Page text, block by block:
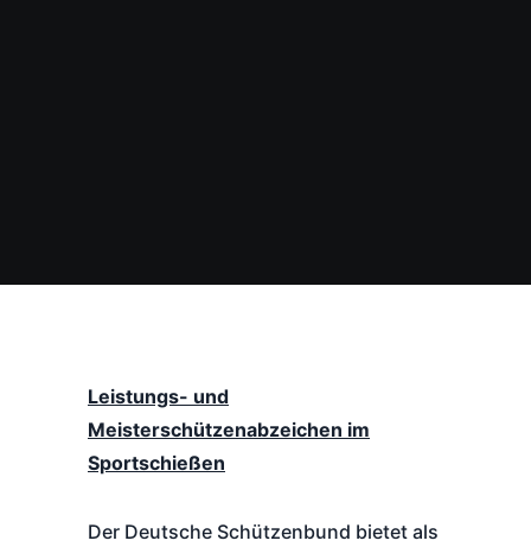
Leistungs- und
Meisterschützenabzeichen im
Sportschießen
Der Deutsche Schützenbund bietet als